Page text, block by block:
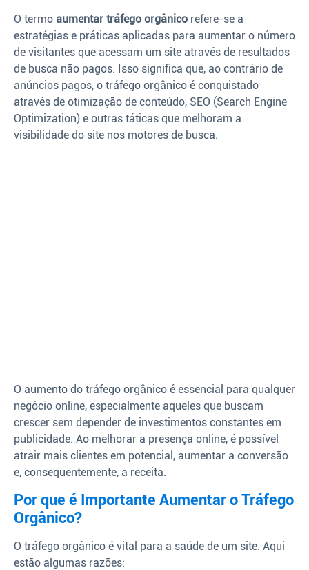
O termo aumentar tráfego orgânico refere-se a
estratégias e práticas aplicadas para aumentar o número
de visitantes que acessam um site através de resultados
de busca não pagos. Isso significa que, ao contrário de
anúncios pagos, o tráfego orgânico é conquistado
através de otimização de conteúdo, SEO (Search Engine
Optimization) e outras táticas que melhoram a
visibilidade do site nos motores de busca.
O aumento do tráfego orgânico é essencial para qualquer
negócio online, especialmente aqueles que buscam
crescer sem depender de investimentos constantes em
publicidade. Ao melhorar a presença online, é possível
atrair mais clientes em potencial, aumentar a conversão
e, consequentemente, a receita.
Por que é Importante Aumentar o Tráfego
Orgânico?
O tráfego orgânico é vital para a saúde de um site. Aqui
estão algumas razões: